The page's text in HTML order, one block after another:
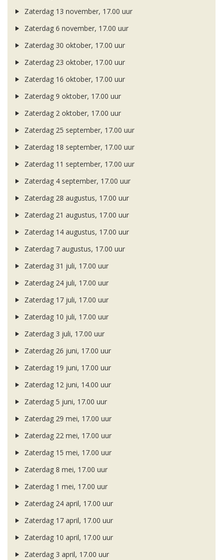
Zaterdag 13 november, 17.00 uur
Zaterdag 6 november, 17.00 uur
Zaterdag 30 oktober, 17.00 uur
Zaterdag 23 oktober, 17.00 uur
Zaterdag 16 oktober, 17.00 uur
Zaterdag 9 oktober, 17.00 uur
Zaterdag 2 oktober, 17.00 uur
Zaterdag 25 september, 17.00 uur
Zaterdag 18 september, 17.00 uur
Zaterdag 11 september, 17.00 uur
Zaterdag 4 september, 17.00 uur
Zaterdag 28 augustus, 17.00 uur
Zaterdag 21 augustus, 17.00 uur
Zaterdag 14 augustus, 17.00 uur
Zaterdag 7 augustus, 17.00 uur
Zaterdag 31 juli, 17.00 uur
Zaterdag 24 juli, 17.00 uur
Zaterdag 17 juli, 17.00 uur
Zaterdag 10 juli, 17.00 uur
Zaterdag 3 juli, 17.00 uur
Zaterdag 26 juni, 17.00 uur
Zaterdag 19 juni, 17.00 uur
Zaterdag 12 juni, 14.00 uur
Zaterdag 5 juni, 17.00 uur
Zaterdag 29 mei, 17.00 uur
Zaterdag 22 mei, 17.00 uur
Zaterdag 15 mei, 17.00 uur
Zaterdag 8 mei, 17.00 uur
Zaterdag 1 mei, 17.00 uur
Zaterdag 24 april, 17.00 uur
Zaterdag 17 april, 17.00 uur
Zaterdag 10 april, 17.00 uur
Zaterdag 3 april, 17.00 uur